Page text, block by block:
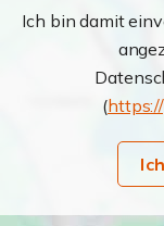
Ich bin damit
(